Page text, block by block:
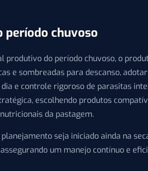
período chuvoso
produtivo do período chuvoso, o
e sombreadas para descanso,
e controle rigoroso de parasitas
escolhendo produtos
da pastagem.
seja iniciado ainda na
um manejo contínuo e